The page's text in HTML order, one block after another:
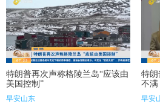
特朗普再次声称格陵兰岛“应该由
美国控制”
早安山东
特朗
不满
早安